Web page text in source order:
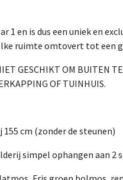
1 en is dus een uniek en
ruimte omtovert tot een
GESCHIKT OM BUITEN
OF TUINHUIS.
155 cm (zonder de steunen)
simpel ophangen aan 2